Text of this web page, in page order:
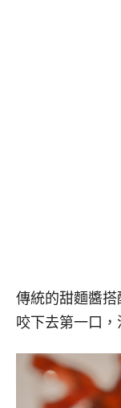
傳統的甜麵醬搭
咬下去第一口，